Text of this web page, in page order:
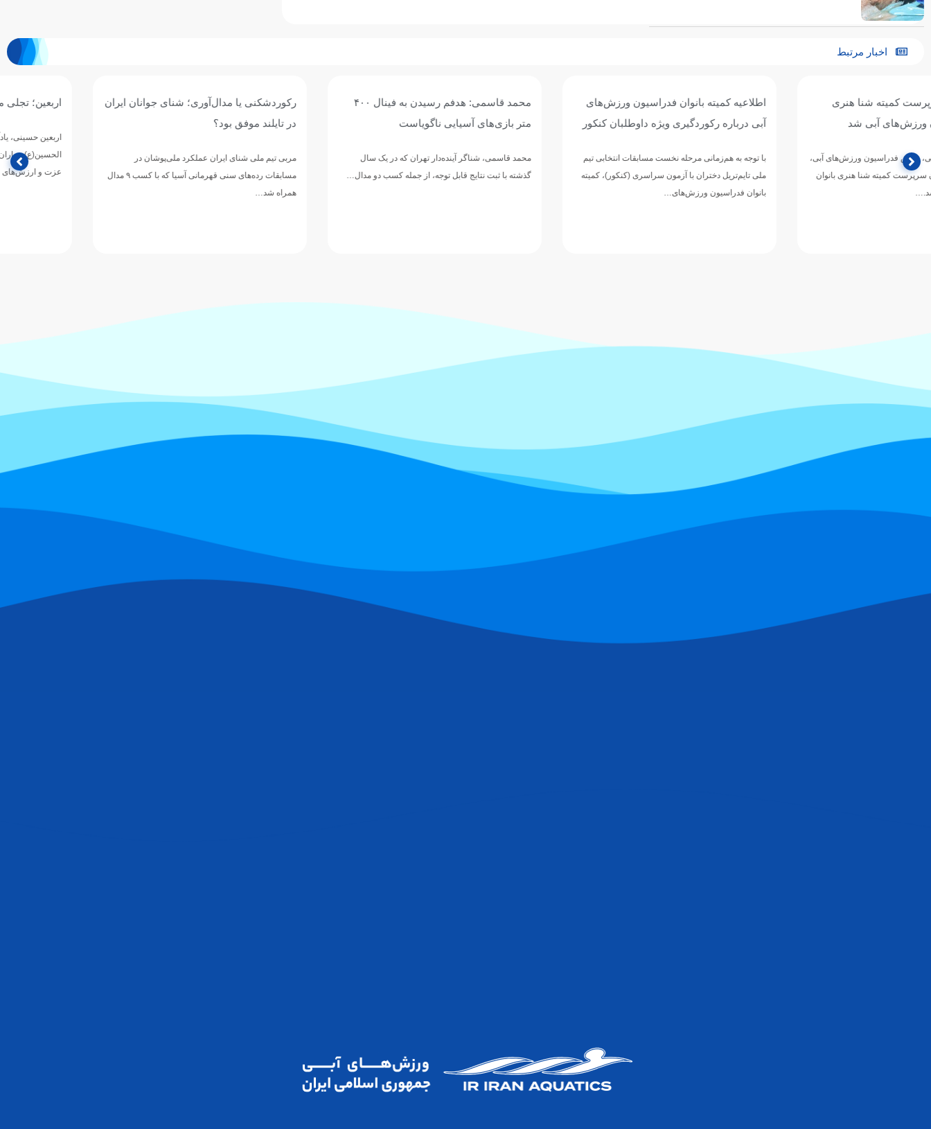
اخبار مرتبط
اطلاعیه کمیته بانوان فدراسیون ورزش‌های
آبی درباره رکوردگیری ویژه داوطلبان کنکور
با توجه به هم‌زمانی مرحله نخست مسابقات انتخابی تیم
ملی تایم‌تریل دختران با آزمون سراسری (کنکور)، کمیته
محمد قاسمی: هدفم رسیدن به فینال ۴۰۰
متر بازی‌های آسیایی ناگویاست
محمد قاسمی، شناگر آینده‌دار تهران که در یک سال
گذشته با ثبت نتایج قابل توجه، از جمله کسب دو مدال…
رکوردشکنی یا مدال‌آوری؛ شنای جوانان ایران
در تایلند موفق بود؟
مربی تیم ملی شنای ایران عملکرد ملی‌پوشان در
مسابقات رده‌های سنی قهرمانی آسیا که با کسب ۹ مدال
اربعین؛ تجلی ماندگاری راه حق و آزادگی
اربعین حسینی، یادآور حماسه بزرگ حضرت اباعبدالله
الحسین(ع) و یاران وفادارش در مسیر دفاع از حقیقت،
عزت و ارزش‌های انسانی…